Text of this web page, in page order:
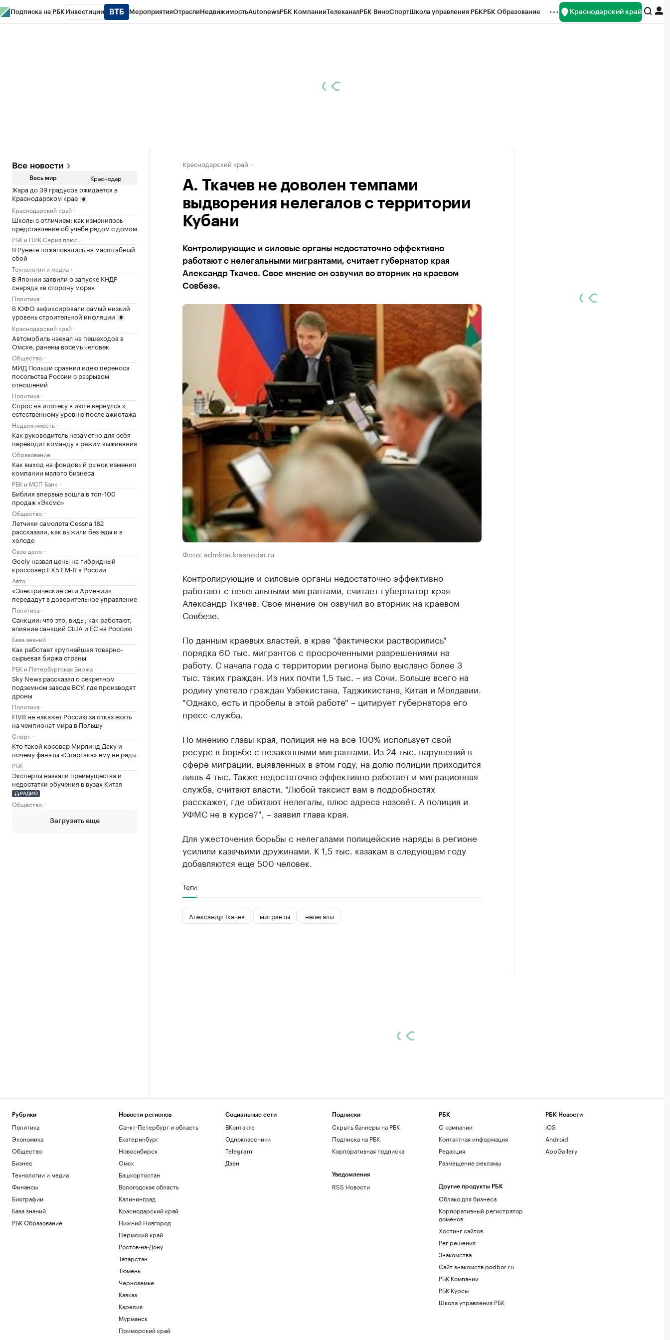
Подписка на РБК Инвестиции МероприятияОтраслиНедвижимостьAutonewsРБК КомпанииТелеканалРБК ВиноСпортШкола управления РБКРБК Образование Краснодарский край
Все новости
Весь мир Краснодар
Жара до 39 градусов ожидается в
Краснодарском крае
Краснодарский край
Школы с отличием: как изменилось
представление об учебе рядом с домом
РБК и ПИК Серия плюс
В Рунете пожаловались на масштабный
сбой
Технологии и медиа
В Японии заявили о запуске КНДР
снаряда «в сторону моря»
Политика
В ЮФО зафиксировали самый низкий
уровень строительной инфляции
Краснодарский край
Автомобиль наехал на пешеходов в
Омске, ранены восемь человек
Общество
МИД Польши сравнил идею переноса
посольства России с разрывом
отношений
Политика
Спрос на ипотеку в июле вернулся к
естественному уровню после ажиотажа
Недвижимость
Как руководитель незаметно для себя
переводит команду в режим выживания
Образование
Как выход на фондовый рынок изменил
компании малого бизнеса
РБК и МСП Банк
Библия впервые вошла в топ-100
продаж «Эксмо»
Общество
Летчики самолета Cessna 182
рассказали, как выжили без еды и в
холоде
Свое дело
Geely назвал цены на гибридный
кроссовер EX5 EM-R в России
Авто
«Электрические сети Армении»
передадут в доверительное управление
Политика
Санкции: что это, виды, как работают,
влияние санкций США и ЕС на Россию
База знаний
Как работает крупнейшая товарно-
сырьевая биржа страны
РБК и Петербургская Биржа
Sky News рассказал о секретном
подземном заводе ВСУ, где производят
дроны
Политика
FIVB не накажет Россию за отказ ехать
на чемпионат мира в Польшу
Спорт
Кто такой косовар Мирлинд Даку и
почему фанаты «Спартака» ему не рады
РБК
Эксперты назвали преимущества и
недостатки обучения в вузах Китая
РАДИО
Общество
Загрузить еще
Краснодарский край
А. Ткачев не доволен темпами
выдворения нелегалов с территории
Кубани
Контролирующие и силовые органы недостаточно эффективно
работают с нелегальными мигрантами, считает губернатор края
Александр Ткачев. Свое мнение он озвучил во вторник на краевом
Совбезе.
Фото: admkrai.krasnodar.ru
Контролирующие и силовые органы недостаточно эффективно
работают с нелегальными мигрантами, считает губернатор края
Александр Ткачев. Свое мнение он озвучил во вторник на краевом
Совбезе.
По данным краевых властей, в крае "фактически растворились"
порядка 60 тыс. мигрантов с просроченными разрешениями на
работу. С начала года с территории региона было выслано более 3
тыс. таких граждан. Из них почти 1,5 тыс. – из Сочи. Больше всего на
родину улетело граждан Узбекистана, Таджикистана, Китая и Молдавии.
"Однако, есть и пробелы в этой работе" – цитирует губернатора его
пресс-служба.
По мнению главы края, полиция не на все 100% использует свой
ресурс в борьбе с незаконными мигрантами. Из 24 тыс. нарушений в
сфере миграции, выявленных в этом году, на долю полиции приходится
лишь 4 тыс. Также недостаточно эффективно работает и миграционная
служба, считают власти. "Любой таксист вам в подробностях
расскажет, где обитают нелегалы, плюс адреса назовёт. А полиция и
УФМС не в курсе?", – заявил глава края.
Для ужесточения борьбы с нелегалами полицейские наряды в регионе
усилили казачьими дружинами. К 1,5 тыс. казакам в следующем году
добавляются еще 500 человек.
Теги
Александр Ткачев мигранты нелегалы
Рубрики
Политика
Экономика
Общество
Бизнес
Технологии и медиа
Финансы
Биографии
База знаний
РБК Образование
Новости регионов
Санкт-Петербург и область
Екатеринбург
Новосибирск
Омск
Башкортостан
Вологодская область
Калининград
Краснодарский край
Нижний Новгород
Пермский край
Ростов-на-Дону
Татарстан
Тюмень
Черноземье
Кавказ
Карелия
Мурманск
Приморский край
Социальные сети
ВКонтакте
Одноклассники
Telegram
Дзен
Подписки
Скрыть баннеры на РБК
Подписка на РБК
Корпоративная подписка
Уведомления
RSS Новости
РБК
О компании
Контактная информация
Редакция
Размещение рекламы
Другие продукты РБК
Облако для бизнеса
Корпоративный регистратор
доменов
Хостинг сайтов
Рег.решения
Знакомства
Сайт знакомств podbor.ru
РБК Компании
РБК Курсы
Школа управления РБК
РБК Новости
iOS
Android
AppGallery